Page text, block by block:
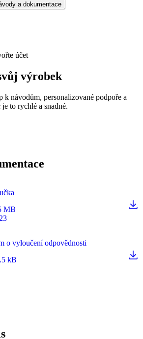
a dokumentace
účet
výrobek
k návodům, personalizované podpoře a
to rychlé a snadné.
MB
o vyloučení odpovědnosti
kB